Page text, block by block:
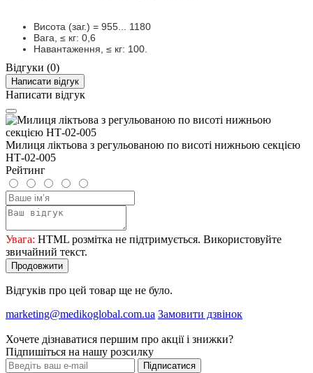
Висота (заг.) = 955... 1180
Вага, ≤ кг: 0,6
Навантаження, ≤ кг: 100.
Відгуки (0)
Написати відгук
Написати відгук
Милиця ліктьова з регульованою по висоті нижньою секцією
НТ-02-005
Рейтинг
Увага: HTML розмітка не підтримується. Використовуйте
звичайний текст.
Продовжити
Відгуків про цей товар ще не було.
marketing@medikoglobal.com.ua Замовити дзвінок
Хочете дізнаватися першим про акції і знижки?
Підпишіться на нашу розсилку
Підписатися